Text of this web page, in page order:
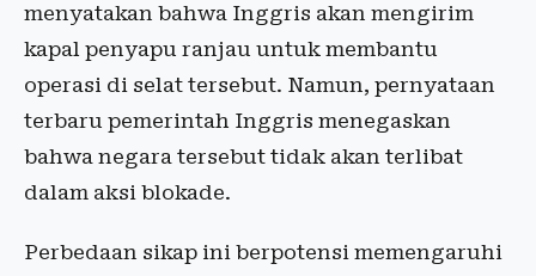
menyatakan bahwa Inggris akan mengirim
kapal penyapu ranjau untuk membantu
operasi di selat tersebut. Namun, pernyataan
terbaru pemerintah Inggris menegaskan
bahwa negara tersebut tidak akan terlibat
dalam aksi blokade.
Perbedaan sikap ini berpotensi memengaruhi